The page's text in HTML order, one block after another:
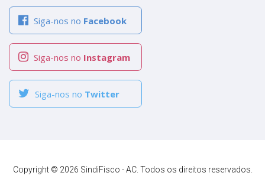
Siga-nos no Facebook
Siga-nos no Instagram
Siga-nos no Twitter
Copyright © 2026 SindiFisco - AC. Todos os direitos reservados.